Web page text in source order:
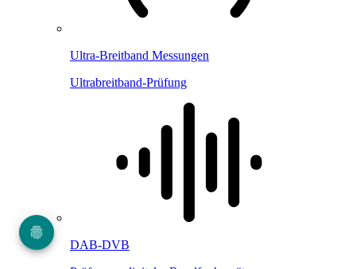
Ultra-Breitband Messungen
Ultrabreitband-Prüfung
DAB-DVB